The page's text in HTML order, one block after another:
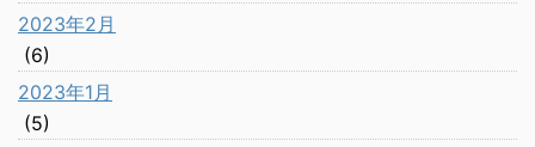
2023年2月
(6)
2023年1月
(5)